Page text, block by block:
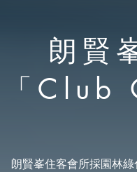
朗賢
「
朗賢峯住客會所採園林綠